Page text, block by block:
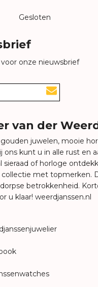
Gesloten
voor onze nieuwsbrief
van der
juwelen, mooie
ons kunt u in alle rust en
sieraad of horloge
met topmerken.
betrokkenheid.
u klaar! weerdjanssen.nl